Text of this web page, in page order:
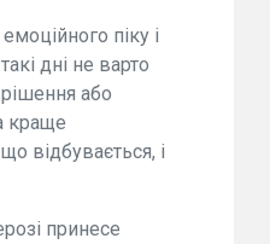
піку і
дні не варто
або
краще
відбувається, і
принесе